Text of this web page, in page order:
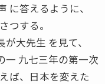
に答えるように、
つする。
大先生 を見て、
一 九七三年の第一次
ば、日本を変えた